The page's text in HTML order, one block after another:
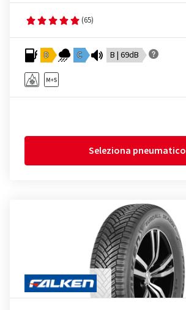
(65)
D C B | 69dB
Seleziona pneumatico